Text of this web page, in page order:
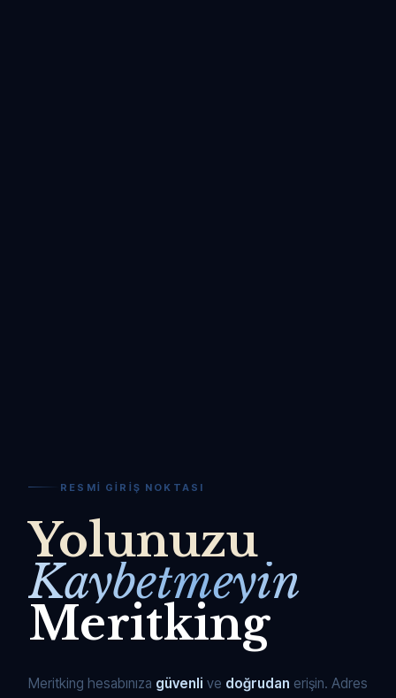
RESMI GIRIŞ NOKTASI
Yolunuzu
Kaybetmeyin
Meritking
Meritking hesabınıza güvenli ve doğrudan erişin. Adres